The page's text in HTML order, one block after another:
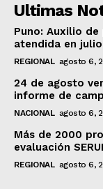
Ultimas
Puno: Auxilio
atendida en julio
REGIONAL agosto 6,
24 de agosto
informe de
NACIONAL agosto 6,
Más de 2000
evaluación
REGIONAL agosto 6,